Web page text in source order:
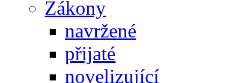
Zákony
navržené
přijaté
novelizující